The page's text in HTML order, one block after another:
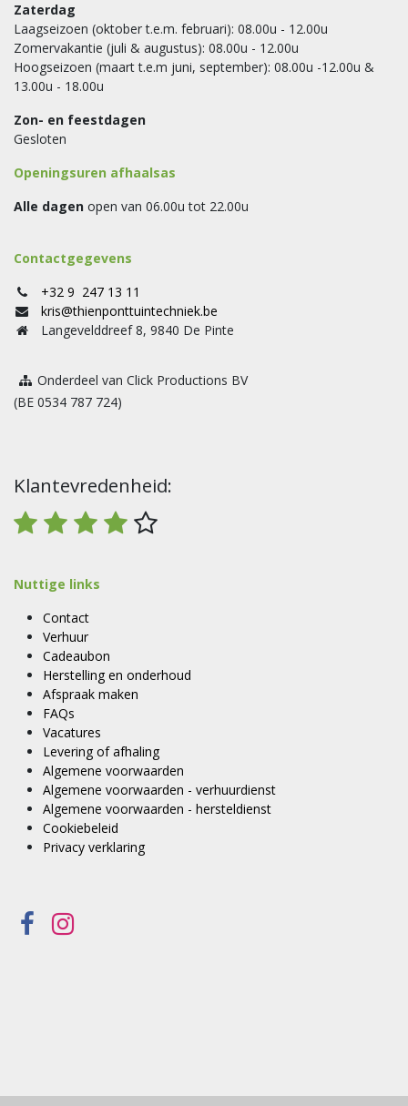
Zaterdag
Laagseizoen (oktober t.e.m. februari): 08.00u - 12.00u
Zomervakantie (juli & augustus): 08.00u - 12.00u
Hoogseizoen (maart t.e.m juni, september): 08.00u -12.00u &
13.00u - 18.00u
Zon- en feestdagen
Gesloten
Openingsuren afhaalsas
Alle dagen open van 06.00u tot 22.00u
Contactgegevens
+32 9 247 13 11
kris@thienponttuintechniek.be
Langevelddreef 8, 9840 De Pinte
Onderdeel van Click Productions BV
(BE 0534 787 724)
Klantevredenheid:
Nuttige links
Contact
Verhuur
Cadeaubon
Herstelling en onderhoud
Afspraak maken
FAQs
Vacatures
Levering of afhaling
Algemene voorwaarden
Algemene voorwaarden - verhuurdienst
Algemene voorwaarden - hersteldienst
Cookiebeleid
Privacy verklaring